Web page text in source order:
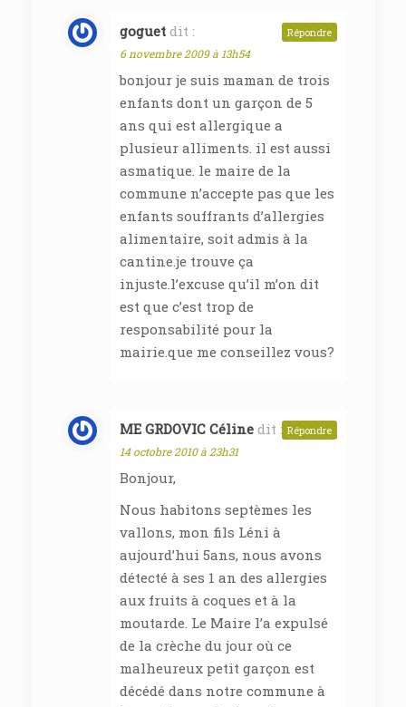
goguet dit :
6 novembre 2009 à 13h54
bonjour je suis maman de trois
enfants dont un garçon de 5
ans qui est allergique a
plusieur alliments. il est aussi
asmatique. le maire de la
commune n’accepte pas que les
enfants souffrants d’allergies
alimentaire, soit admis à la
cantine.je trouve ça
injuste.l’excuse qu’il m’on dit
est que c’est trop de
responsabilité pour la
mairie.que me conseillez vous?
Répondre
ME GRDOVIC Céline dit :
14 octobre 2010 à 23h31
Bonjour,
Nous habitons septèmes les
vallons, mon fils Léni à
aujourd’hui 5ans, nous avons
détecté à ses 1 an des allergies
aux fruits à coques et à la
moutarde. Le Maire l’a expulsé
de la crèche du jour où ce
malheureux petit garçon est
décédé dans notre commune à
Répondre